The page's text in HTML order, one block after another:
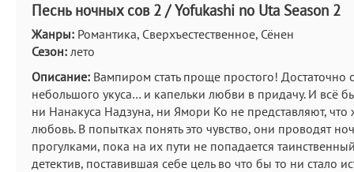
Песнь ночных сов 2 / Yofukashi no Uta Season 2
Жанры: Романтика, Сверхъестественное, Сёнен
Сезон: лето
Описание: Вампиром стать проще простого! Достаточно
небольшого укуса… и капельки любви в придачу. И всё
ни Нанакуса Надзуна, ни Ямори Ко не представляют, что
любовь. В попытках понять это чувство, они проводят
прогулками, пока на их пути не попадается
детектив, поставившая себе цель во что бы то ни стало